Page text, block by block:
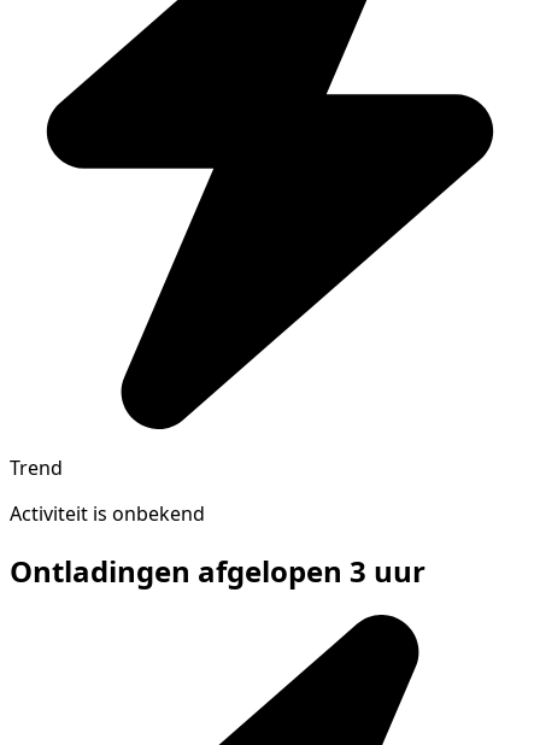
Trend
Activiteit is onbekend
Ontladingen afgelopen 3 uur